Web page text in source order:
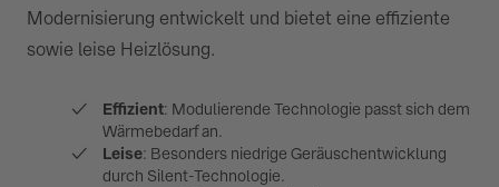
Modernisierung entwickelt und bietet eine effiziente
sowie leise Heizlösung.
Effizient: Modulierende Technologie passt sich dem
Wärmebedarf an.
Leise: Besonders niedrige Geräuschentwicklung
durch Silent-Technologie.